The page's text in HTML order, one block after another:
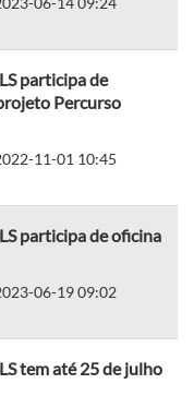
participa de
Percurso
11-01 10:45
participa de oficina
06-19 09:02
tem até 25 de julho